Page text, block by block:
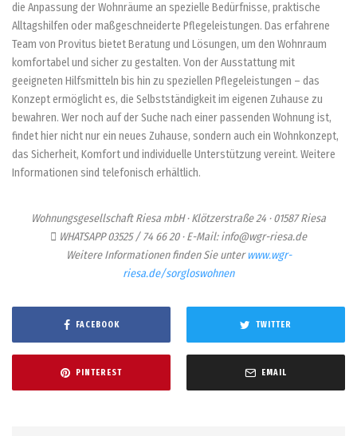
die Anpassung der Wohnräume an spezielle Bedürfnisse, praktische
Alltagshilfen oder maßgeschneiderte Pflegeleistungen. Das erfahrene
Team von Provitus bietet Beratung und Lösungen, um den Wohnraum
komfortabel und sicher zu gestalten. Von der Ausstattung mit
geeigneten Hilfsmitteln bis hin zu speziellen Pflegeleistungen – das
Konzept ermöglicht es, die Selbstständigkeit im eigenen Zuhause zu
bewahren. Wer noch auf der Suche nach einer passenden Wohnung ist,
findet hier nicht nur ein neues Zuhause, sondern auch ein Wohnkonzept,
das Sicherheit, Komfort und individuelle Unterstützung vereint. Weitere
Informationen sind telefonisch erhältlich.
Wohnungsgesellschaft Riesa mbH · Klötzerstraße 24 · 01587 Riesa
 WHATSAPP 03525 / 74 66 20 · E-Mail: info@wgr-riesa.de
Weitere Informationen finden Sie unterwww.wgr-
riesa.de/sorgloswohnen
FACEBOOK TWITTER
PINTEREST EMAIL